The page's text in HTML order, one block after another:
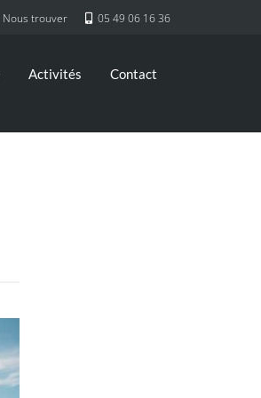
Nous trouver 05 49 06 16 36
Activités Contact